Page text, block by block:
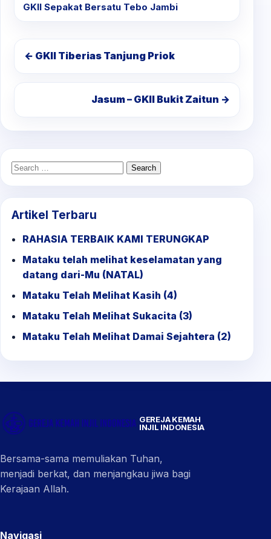
GKII Sepakat Bersatu Tebo Jambi
← GKII Tiberias Tanjung Priok
Jasum – GKII Bukit Zaitun →
Search
Artikel Terbaru
RAHASIA TERBAIK KAMI TERUNGKAP
Mataku telah melihat keselamatan yang
datang dari-Mu (NATAL)
Mataku Telah Melihat Kasih (4)
Mataku Telah Melihat Sukacita (3)
Mataku Telah Melihat Damai Sejahtera (2)
GEREJA KEMAH
INJIL INDONESIA
Bersama-sama memuliakan Tuhan,
menjadi berkat, dan menjangkau jiwa bagi
Kerajaan Allah.
Navigasi